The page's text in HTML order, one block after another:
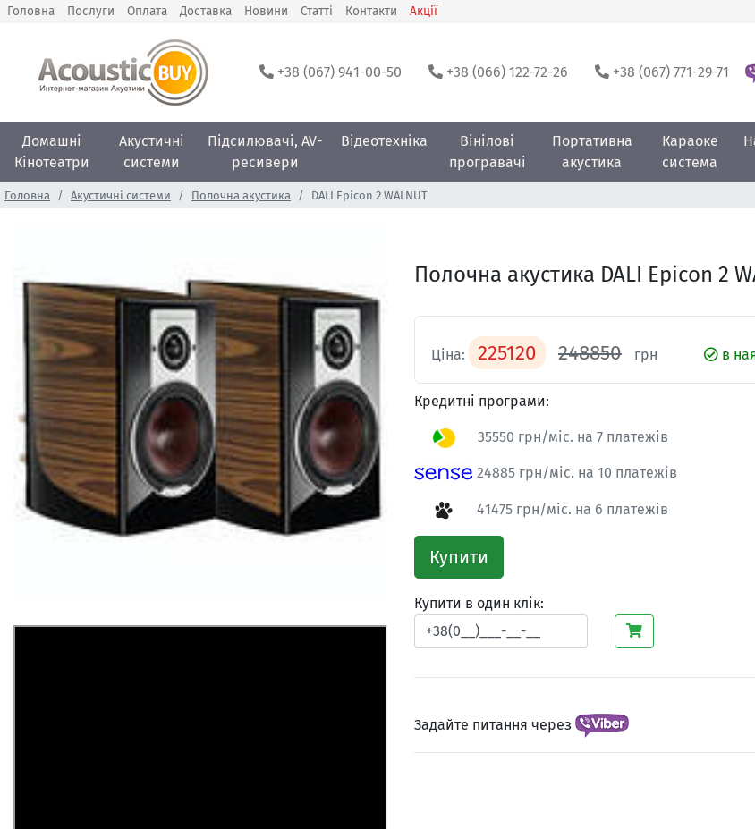
Головна Послуги Оплата Доставка Новини Статті Контакти Акції
+38 (067) 941-00-50 +38 (066) 122-72-26 +38 (067) 771-29-71
Домашні
Кінотеатри
Акустичні
системи
Підсилювачі, AV-
ресивери
Відеотехніка
Вінілові
програвачі
Портативна
акустика
Караоке
система
Головна Акустичні системи Полочна акустика DALI Epicon 2 WALNUT
Полочна акустика DALI Epicon 2
Ціна: 225120 248850 грн в
Кредитні програми:
35550 грн/міс. на 7 платежів
24885 грн/міс. на 10 платежів
41475 грн/міс. на 6 платежів
Купити
Купити в один клік:
Задайте питання через